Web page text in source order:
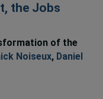
the Jobs
of the
Noiseux, Daniel